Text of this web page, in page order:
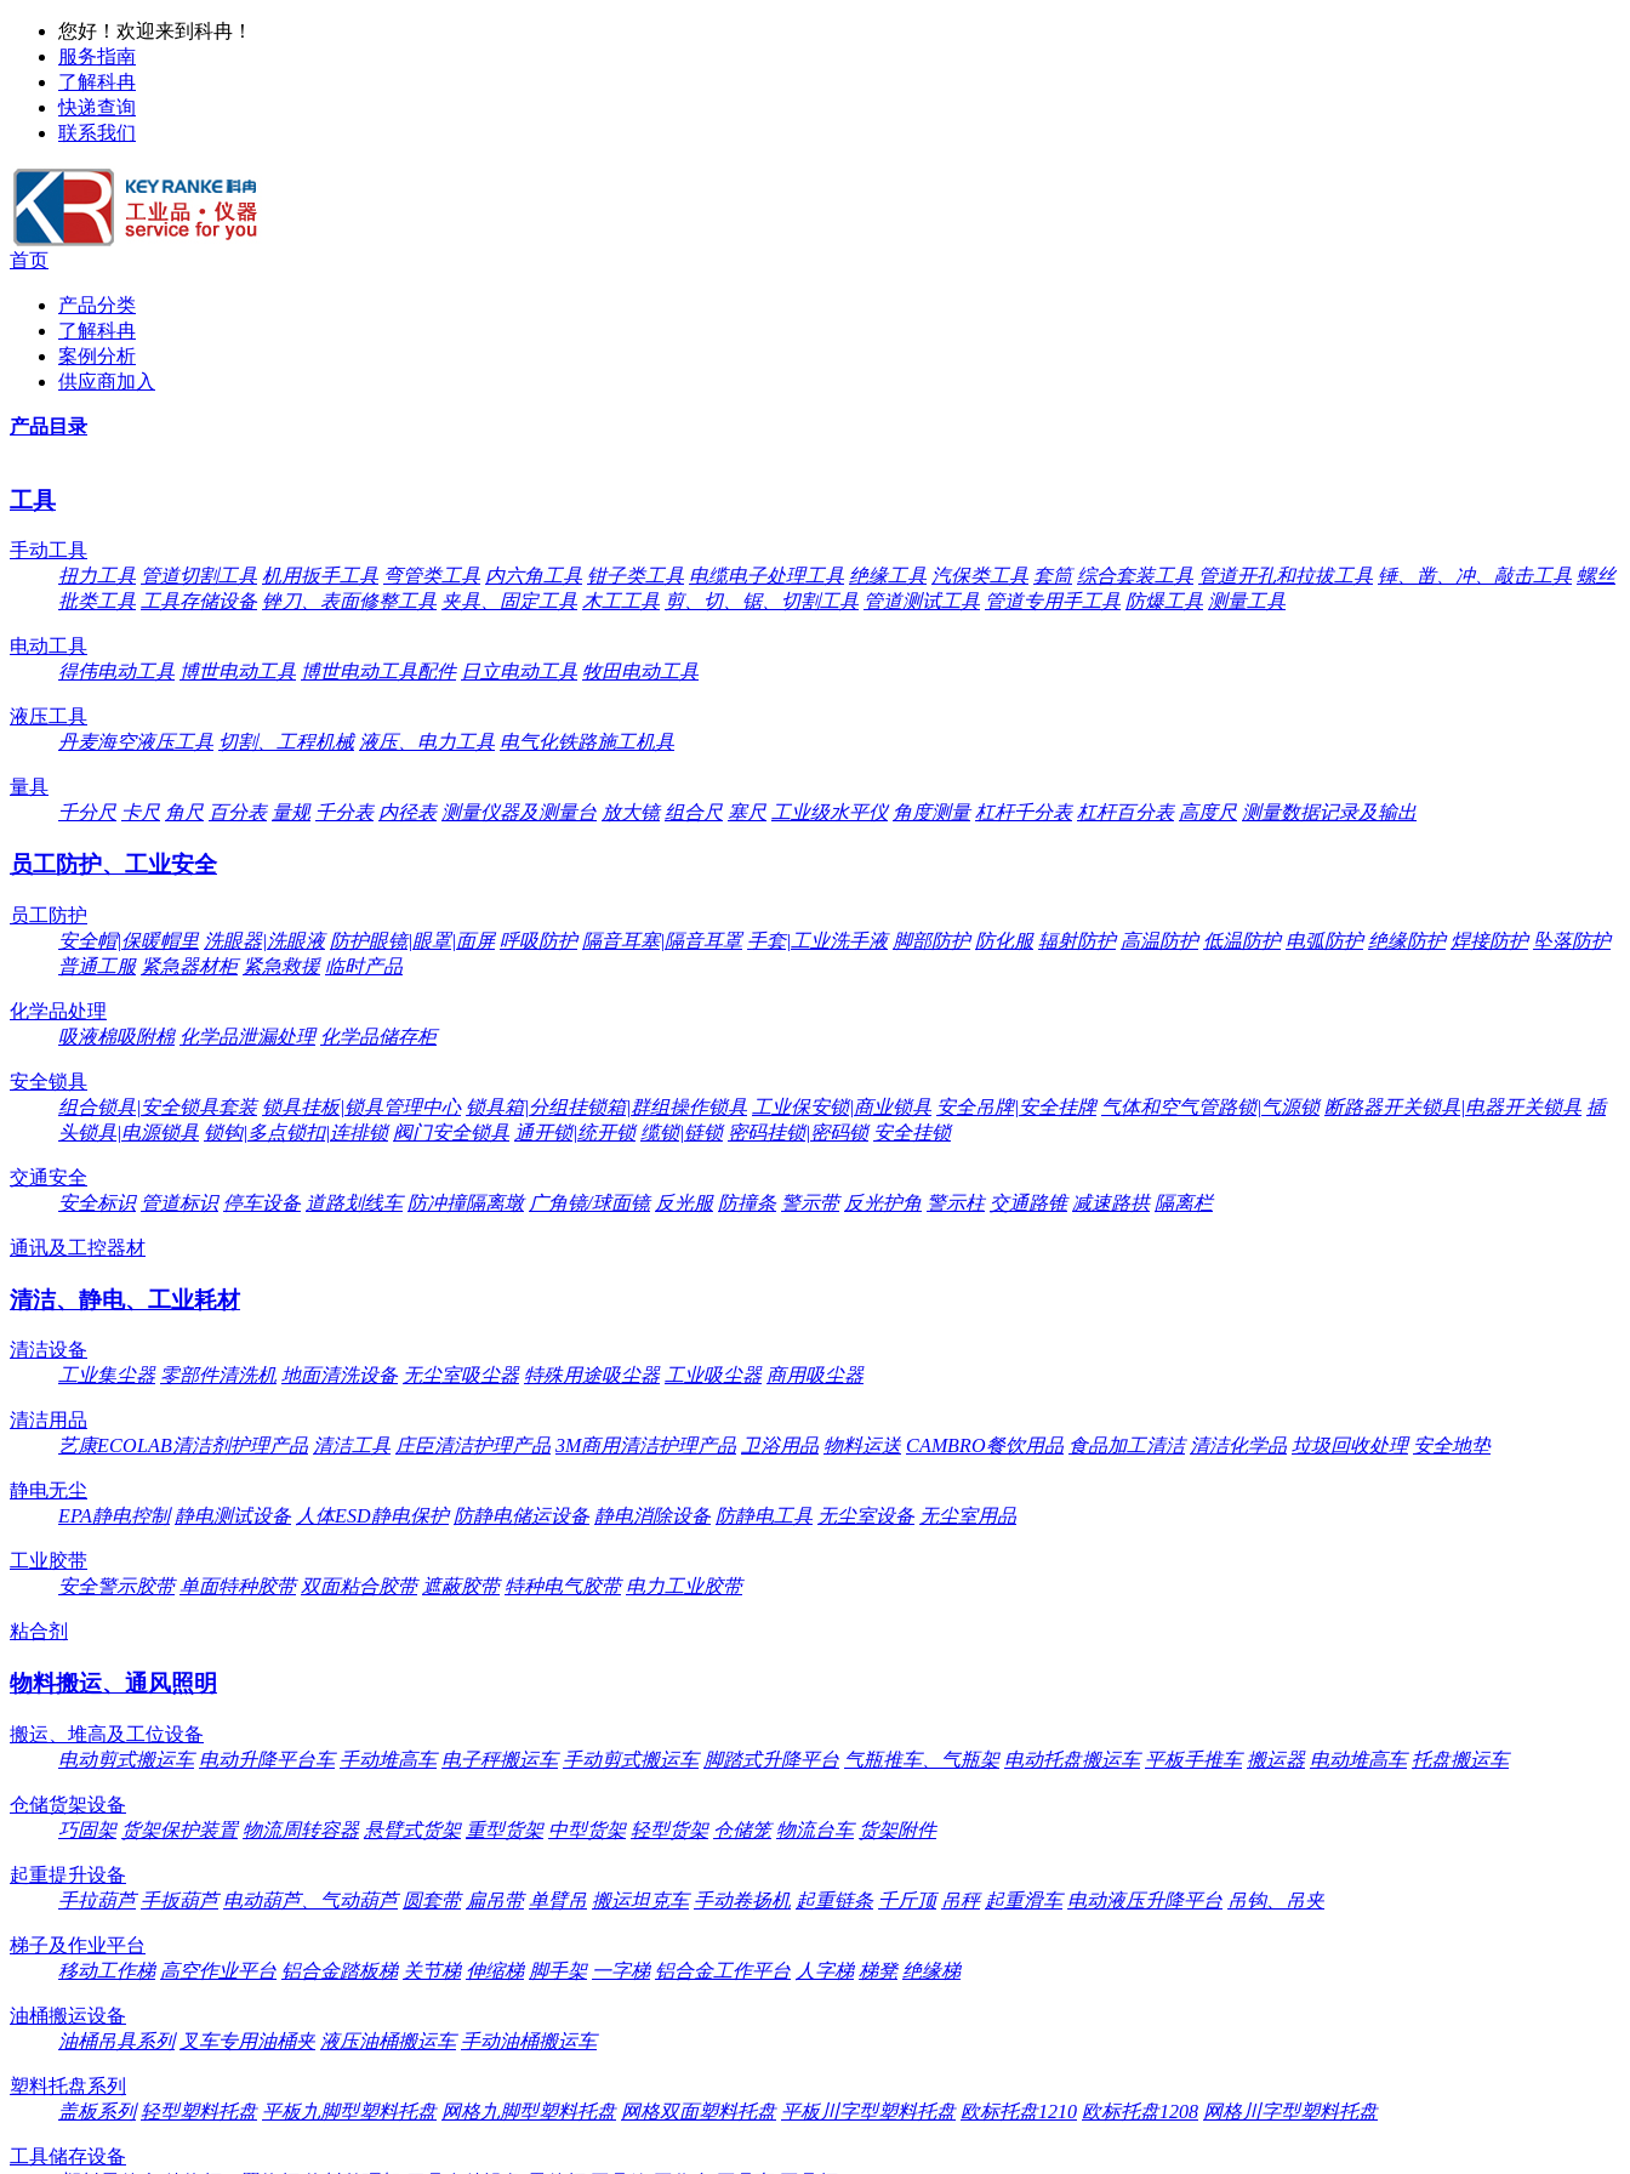
您好！欢迎来到科冉！
服务指南
了解科冉
快递查询
联系我们
首页
产品分类
了解科冉
案例分析
供应商加入
产品目录
工具
手动工具
扭力工具 管道切割工具 机用扳手工具 弯管类工具 内六角工具 钳子类工具 电缆电子处理工具 绝缘工具 汽保类工具 套筒 综合套装工具 管道开孔和拉拔工具 锤、凿、冲、敲击工具 螺丝
批类工具 工具存储设备 锉刀、表面修整工具 夹具、固定工具 木工工具 剪、切、锯、切割工具 管道测试工具 管道专用手工具 防爆工具 测量工具
电动工具
得伟电动工具 博世电动工具 博世电动工具配件 日立电动工具 牧田电动工具
液压工具
丹麦海空液压工具 切割、工程机械 液压、电力工具 电气化铁路施工机具
量具
千分尺 卡尺 角尺 百分表 量规 千分表 内径表 测量仪器及测量台 放大镜 组合尺 塞尺 工业级水平仪 角度测量 杠杆千分表 杠杆百分表 高度尺 测量数据记录及输出
员工防护、工业安全
员工防护
安全帽|保暖帽里 洗眼器|洗眼液 防护眼镜|眼罩|面屏 呼吸防护 隔音耳塞|隔音耳罩 手套|工业洗手液 脚部防护 防化服 辐射防护 高温防护 低温防护 电弧防护 绝缘防护 焊接防护 坠落防护
普通工服 紧急器材柜 紧急救援 临时产品
化学品处理
吸液棉吸附棉 化学品泄漏处理 化学品储存柜
安全锁具
组合锁具|安全锁具套装 锁具挂板|锁具管理中心 锁具箱|分组挂锁箱|群组操作锁具 工业保安锁|商业锁具 安全吊牌|安全挂牌 气体和空气管路锁|气源锁 断路器开关锁具|电器开关锁具 插
头锁具|电源锁具 锁钩|多点锁扣|连排锁 阀门安全锁具 通开锁|统开锁 缆锁|链锁 密码挂锁|密码锁 安全挂锁
交通安全
安全标识 管道标识 停车设备 道路划线车 防冲撞隔离墩 广角镜/球面镜 反光服 防撞条 警示带 反光护角 警示柱 交通路锥 减速路拱 隔离栏
通讯及工控器材
清洁、静电、工业耗材
清洁设备
工业集尘器 零部件清洗机 地面清洗设备 无尘室吸尘器 特殊用途吸尘器 工业吸尘器 商用吸尘器
清洁用品
艺康ECOLAB清洁剂护理产品 清洁工具 庄臣清洁护理产品 3M商用清洁护理产品 卫浴用品 物料运送 CAMBRO餐饮用品 食品加工清洁 清洁化学品 垃圾回收处理 安全地垫
静电无尘
EPA静电控制 静电测试设备 人体ESD静电保护 防静电储运设备 静电消除设备 防静电工具 无尘室设备 无尘室用品
工业胶带
安全警示胶带 单面特种胶带 双面粘合胶带 遮蔽胶带 特种电气胶带 电力工业胶带
粘合剂
物料搬运、通风照明
搬运、堆高及工位设备
电动剪式搬运车 电动升降平台车 手动堆高车 电子秤搬运车 手动剪式搬运车 脚踏式升降平台 气瓶推车、气瓶架 电动托盘搬运车 平板手推车 搬运器 电动堆高车 托盘搬运车
仓储货架设备
巧固架 货架保护装置 物流周转容器 悬臂式货架 重型货架 中型货架 轻型货架 仓储笼 物流台车 货架附件
起重提升设备
手拉葫芦 手扳葫芦 电动葫芦、气动葫芦 圆套带 扁吊带 单臂吊 搬运坦克车 手动卷扬机 起重链条 千斤顶 吊秤 起重滑车 电动液压升降平台 吊钩、吊夹
梯子及作业平台
移动工作梯 高空作业平台 铝合金踏板梯 关节梯 伸缩梯 脚手架 一字梯 铝合金工作平台 人字梯 梯凳 绝缘梯
油桶搬运设备
油桶吊具系列 叉车专用油桶夹 液压油桶搬运车 手动油桶搬运车
塑料托盘系列
盖板系列 轻型塑料托盘 平板九脚型塑料托盘 网格九脚型塑料托盘 网格双面塑料托盘 平板川字型塑料托盘 欧标托盘1210 欧标托盘1208 网格川字型塑料托盘
工具储存设备